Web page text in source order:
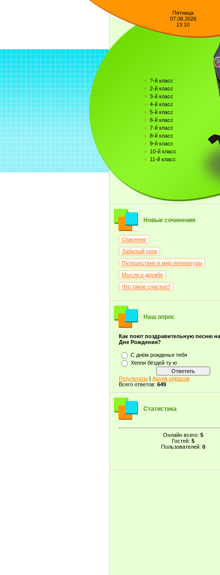
Пятница
07.08.2026
13:10
?-й класс
2-й класс
3-й класс
4-й класс
5-й класс
6-й класс
7-й класс
8-й класс
9-й класс
10-й класс
11-й класс
Новые сочинения
Спасение
Забытый урок
Путешествие в мир литературы
Мысли о дружбе
Что такое счастье?
Наш опрос
Как поют поздравительную песню
Дне Рождения?
С днём рожденья тебя
Хеппи бёздей ту ю
Результаты| Архив опросов
Всего ответов: 649
Статистика
Онлайн всего: 5
Гостей: 5
Пользователей: 0